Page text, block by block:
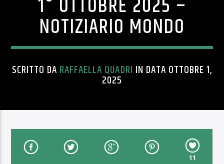
1° OTTOBRE 2025 –
NOTIZIARIO MONDO
SCRITTO DA RAFFAELLA QUADRI IN DATA OTTOBRE 1,
2025
11